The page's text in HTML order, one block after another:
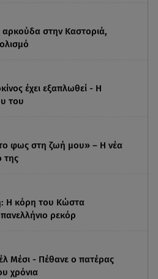
στην Καστοριά,
έχει εξαπλωθεί - Η
του
φως στη ζωή μου» – Η νέα
της
Η κόρη του Κώστα
ρεκόρ
Μέσι - Πέθανε ο πατέρας
χρόνια